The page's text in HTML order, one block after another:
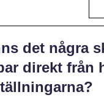
det några
direkt från